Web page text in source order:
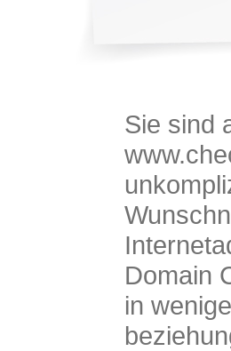
Sie sind
Domain
in